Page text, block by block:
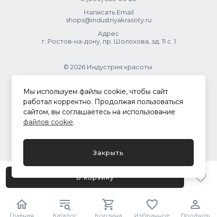
Главная Каталог Корзина Избранное Профиль
В корзину
Написать Email
shops@industriyakrasoty.ru
Адрес
г. Ростов-на-дону, пр. Шолохова, зд. 11 с. 1
© 2026 Индустрия красоты.
.
Политика конфиденциальности
Мы используем файлы cookie, чтобы сайт
работал корректно. Продолжая пользоваться
сайтом, вы соглашаетесь на использование
файлов cookie.
Закрыть